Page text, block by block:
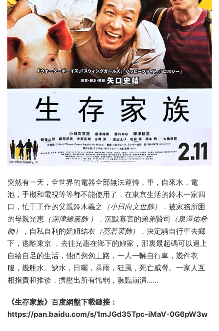
突然有一天，全世界的電器全部無法運轉，車，自來水，電
池，手機和電視等等都不能使用了，在東京生活的鈴木一家四
口，忙于工作的父親鈴木義之
（小日向文世飾）
，被家務所困
的母親光恵 （深津繪裏飾 ） ，沉默寡言的弟弟賢司
（泉澤佑希
飾）
，自私自利的姐姐結衣 （葵若菜飾）
，決定騎自行車去鄉
下，逃離東京 ，去往光惠在鄉下的娘家，那裏最起碼可以過上
自給自足的生活，他們匆匆上路，一人一輛自行車，幾件衣
服，幾瓶水。缺水，日曬，暴雨，狂風，死亡威脅。一家人互
相指責和推诿，擠壓出所有懦弱，瀕臨崩潰……
《生存家族》百度網盤下載鏈接：
https://pan.baidu.com/s/1mJGd35Tpc-iMaV-0G6pW3w